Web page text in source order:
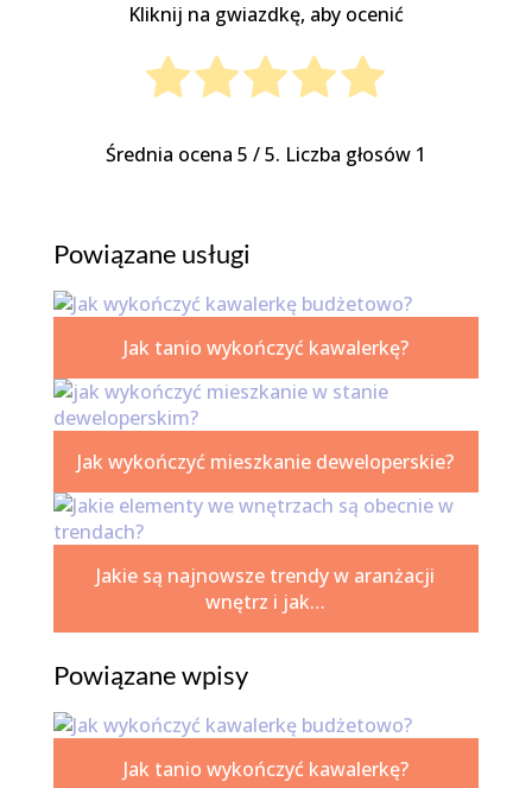
Kliknij na gwiazdkę, aby ocenić
Średnia ocena 5 / 5. Liczba głosów 1
Powiązane usługi
Jak tanio wykończyć kawalerkę?
Jak wykończyć mieszkanie deweloperskie?
Jakie są najnowsze trendy w aranżacji
wnętrz i jak…
Powiązane wpisy
Jak tanio wykończyć kawalerkę?